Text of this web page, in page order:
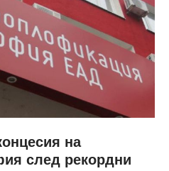
на
след рекордни